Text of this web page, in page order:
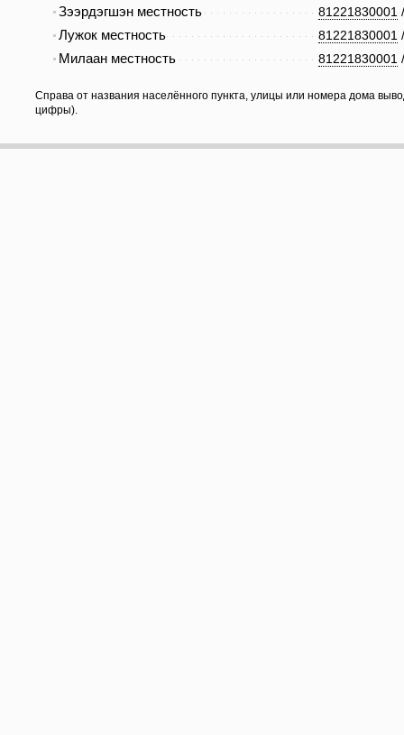
81221830001
Зээрдэгшэн местность
81221830001
Лужок местность
81221830001
Милаан местность
Справа от названия населённого пункта, улицы или номера дома
цифры).